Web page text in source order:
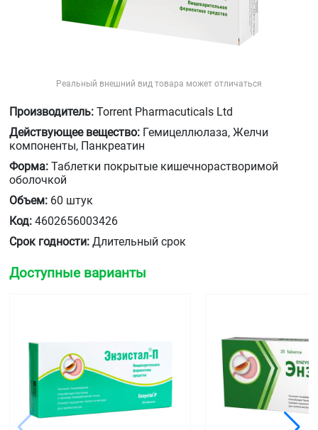
Реальный внешний вид товара может отличаться
Производитель: Torrent Pharmacuticals Ltd
Действующее вещество: Гемицеллюлаза, Желчи
компоненты, Панкреатин
Форма: Таблетки покрытые кишечнорастворимой
оболочкой
Объем: 60 штук
Код: 4602656003426
Срок годности: Длительный срок
Доступные варианты